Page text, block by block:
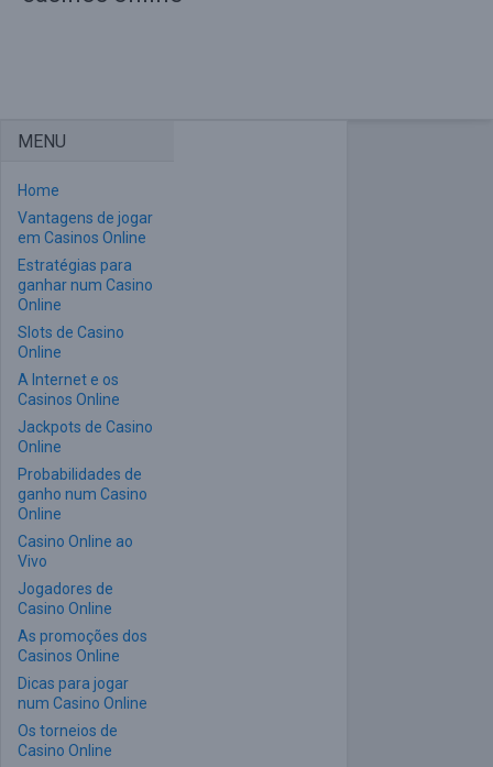
MENU
Home
Vantagens de jogar
em Casinos Online
Estratégias para
ganhar num Casino
Online
Slots de Casino
Online
A Internet e os
Casinos Online
Jackpots de Casino
Online
Probabilidades de
ganho num Casino
Online
Casino Online ao
Vivo
Jogadores de
Casino Online
As promoções dos
Casinos Online
Dicas para jogar
num Casino Online
Os torneios de
Casino Online